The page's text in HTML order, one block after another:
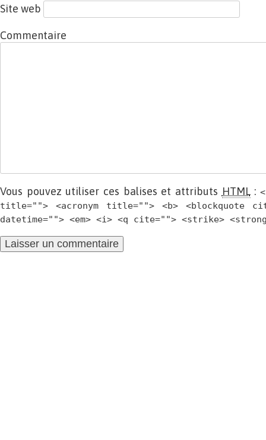
Site web
Commentaire
Vous pouvez utiliser ces balises et attributs HTML:
title=""> <acronym title=""> <b> <blockquote
datetime=""> <em> <i> <q cite=""> <strike>